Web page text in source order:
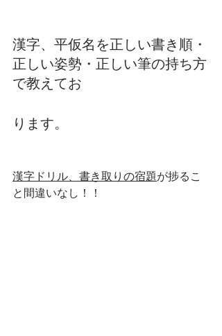
漢字、平仮名を正しい書き順・
正しい姿勢・正しい筆の持ち方
で教えてお
ります。
漢字ドリル、書き取りの宿題が捗るこ
と間違いなし！！